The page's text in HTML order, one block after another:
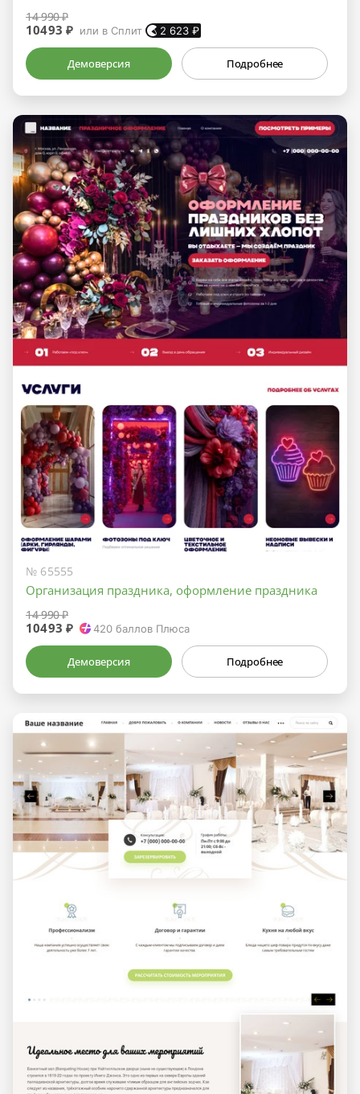
14 990 ₽
10493 ₽ или в Сплит 2 623 ₽
Демоверсия Подробнее
№ 65555
Организация праздника, оформление праздника
14 990 ₽
10493 ₽ 420 баллов Плюса
Демоверсия Подробнее